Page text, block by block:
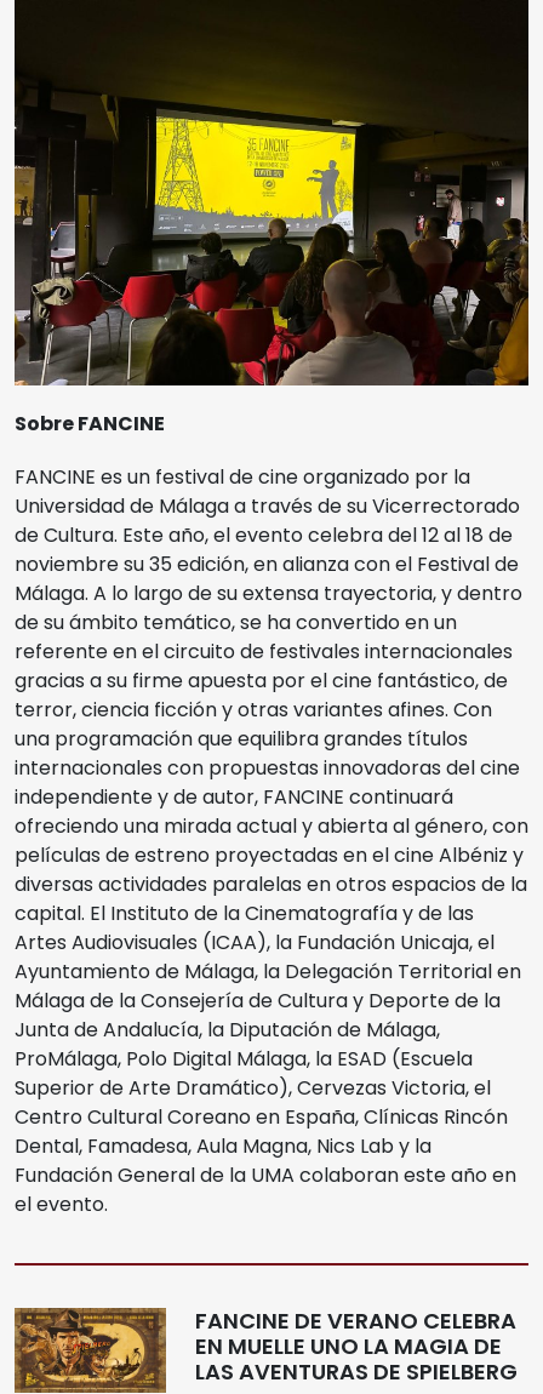
Sobre FANCINE
FANCINE es un festival de cine organizado por la
Universidad de Málaga a través de su Vicerrectorado
de Cultura. Este año, el evento celebra del 12 al 18 de
noviembre su 35 edición, en alianza con el Festival de
Málaga. A lo largo de su extensa trayectoria, y dentro
de su ámbito temático, se ha convertido en un
referente en el circuito de festivales internacionales
gracias a su firme apuesta por el cine fantástico, de
terror, ciencia ficción y otras variantes afines. Con
una programación que equilibra grandes títulos
internacionales con propuestas innovadoras del cine
independiente y de autor, FANCINE continuará
ofreciendo una mirada actual y abierta al género, con
películas de estreno proyectadas en el cine Albéniz y
diversas actividades paralelas en otros espacios de la
capital. El Instituto de la Cinematografía y de las
Artes Audiovisuales (ICAA), la Fundación Unicaja, el
Ayuntamiento de Málaga, la Delegación Territorial en
Málaga de la Consejería de Cultura y Deporte de la
Junta de Andalucía, la Diputación de Málaga,
ProMálaga, Polo Digital Málaga, la ESAD (Escuela
Superior de Arte Dramático), Cervezas Victoria, el
Centro Cultural Coreano en España, Clínicas Rincón
Dental, Famadesa, Aula Magna, Nics Lab y la
Fundación General de la UMA colaboran este año en
el evento.
FANCINE DE VERANO CELEBRA
EN MUELLE UNO LA MAGIA DE
LAS AVENTURAS DE SPIELBERG